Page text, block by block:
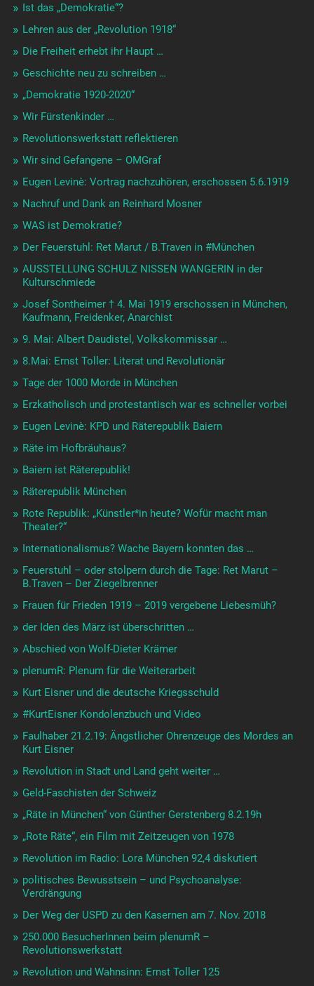
Ist das „Demokratie“?
Lehren aus der „Revolution 1918“
Die Freiheit erhebt ihr Haupt …
Geschichte neu zu schreiben …
„Demokratie 1920-2020“
Wir Fürstenkinder …
Revolutionswerkstatt reflektieren
Wir sind Gefangene – OMGraf
Eugen Levinè: Vortrag nachzuhören, erschossen 5.6.1919
Nachruf und Dank an Reinhard Mosner
WAS ist Demokratie?
Der Feuerstuhl: Ret Marut / B.Traven in #München
AUSSTELLUNG SCHULZ NISSEN WANGERIN in der
Kulturschmiede
Josef Sontheimer † 4. Mai 1919 erschossen in München,
Kaufmann, Freidenker, Anarchist
9. Mai: Albert Daudistel, Volkskommissar …
8.Mai: Ernst Toller: Literat und Revolutionär
Tage der 1000 Morde in München
Erzkatholisch und protestantisch war es schneller vorbei
Eugen Levinè: KPD und Räterepublik Baiern
Räte im Hofbräuhaus?
Baiern ist Räterepublik!
Räterepublik München
Rote Republik: „Künstler*in heute? Wofür macht man
Theater?“
Internationalismus? Wache Bayern konnten das …
Feuerstuhl – oder stolpern durch die Tage: Ret Marut –
B.Traven – Der Ziegelbrenner
Frauen für Frieden 1919 – 2019 vergebene Liebesmüh?
der Iden des März ist überschritten …
Abschied von Wolf-Dieter Krämer
plenumR: Plenum für die Weiterarbeit
Kurt Eisner und die deutsche Kriegsschuld
#KurtEisner Kondolenzbuch und Video
Faulhaber 21.2.19: Ängstlicher Ohrenzeuge des Mordes an
Kurt Eisner
Revolution in Stadt und Land geht weiter …
Geld-Faschisten der Schweiz
„Räte in München“ von Günther Gerstenberg 8.2.19h
„Rote Räte“, ein Film mit Zeitzeugen von 1978
Revolution im Radio: Lora München 92,4 diskutiert
politisches Bewusstsein – und Psychoanalyse:
Verdrängung
Der Weg der USPD zu den Kasernen am 7. Nov. 2018
250.000 BesucherInnen beim plenumR –
Revolutionswerkstatt
Revolution und Wahnsinn: Ernst Toller 125